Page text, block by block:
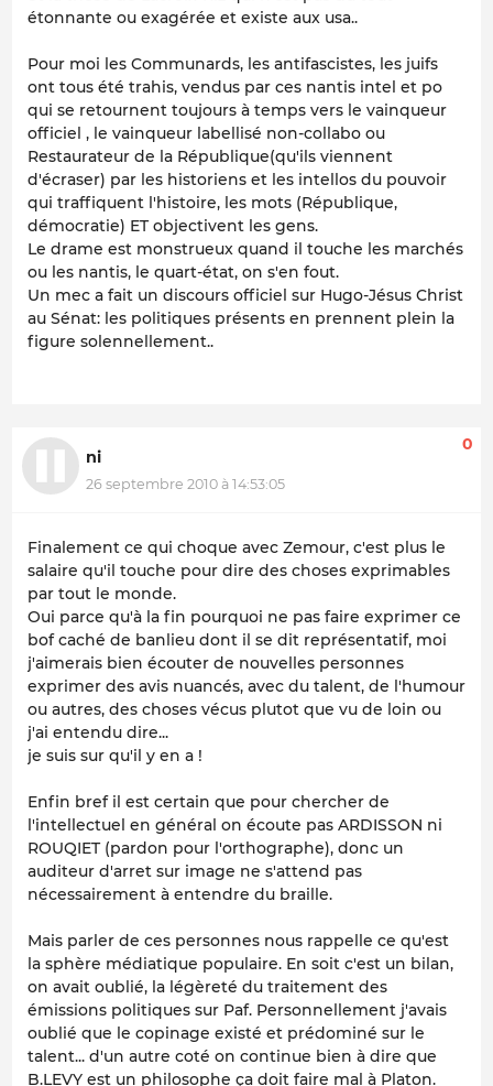
étonnante ou exagérée et existe aux usa..
Pour moi les Communards, les antifascistes, les juifs
ont tous été trahis, vendus par ces nantis intel et po
qui se retournent toujours à temps vers le vainqueur
officiel , le vainqueur labellisé non-collabo ou
Restaurateur de la République(qu'ils viennent
d'écraser) par les historiens et les intellos du pouvoir
qui traffiquent l'histoire, les mots (République,
démocratie) ET objectivent les gens.
Le drame est monstrueux quand il touche les marchés
ou les nantis, le quart-état, on s'en fout.
Un mec a fait un discours officiel sur Hugo-Jésus Christ
au Sénat: les politiques présents en prennent plein la
figure solennellement..
ni
26 septembre 2010 à 14:53:05
0
Finalement ce qui choque avec Zemour, c'est plus le
salaire qu'il touche pour dire des choses exprimables
par tout le monde.
Oui parce qu'à la fin pourquoi ne pas faire exprimer ce
bof caché de banlieu dont il se dit représentatif, moi
j'aimerais bien écouter de nouvelles personnes
exprimer des avis nuancés, avec du talent, de l'humour
ou autres, des choses vécus plutot que vu de loin ou
j'ai entendu dire...
je suis sur qu'il y en a !
Enfin bref il est certain que pour chercher de
l'intellectuel en général on écoute pas ARDISSON ni
ROUQIET (pardon pour l'orthographe), donc un
auditeur d'arret sur image ne s'attend pas
nécessairement à entendre du braille.
Mais parler de ces personnes nous rappelle ce qu'est
la sphère médiatique populaire. En soit c'est un bilan,
on avait oublié, la légèreté du traitement des
émissions politiques sur Paf. Personnellement j'avais
oublié que le copinage existé et prédominé sur le
talent... d'un autre coté on continue bien à dire que
B.LEVY est un philosophe ça doit faire mal à Platon.